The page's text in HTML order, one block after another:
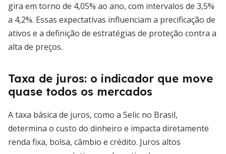
gira em torno de 4,05% ao ano, com intervalos de 3,5%
a 4,2%. Essas expectativas influenciam a precificação de
ativos e a definição de estratégias de proteção contra a
alta de preços.
Taxa de juros: o indicador que move
quase todos os mercados
A taxa básica de juros, como a Selic no Brasil,
determina o custo do dinheiro e impacta diretamente
renda fixa, bolsa, câmbio e crédito. Juros altos